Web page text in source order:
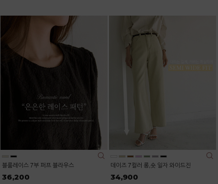
블룸레이스 7부 퍼프 블라우스
36,200
데이즈 7컬러 롱,숏 일자 와이드진
34,900